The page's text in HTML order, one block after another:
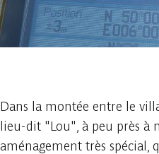
Dans la montée entre le
lieu-dit "Lou", à peu près à
aménagement très spécial,